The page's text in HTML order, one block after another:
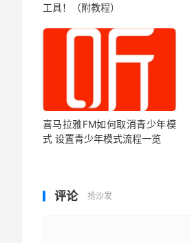
工具！（附教程）
喜马拉雅FM如何取消青少年模
式 设置青少年模式流程一览
评论 抢沙发